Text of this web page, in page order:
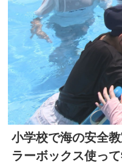
小学校で海の安全
ラーボックス使っ